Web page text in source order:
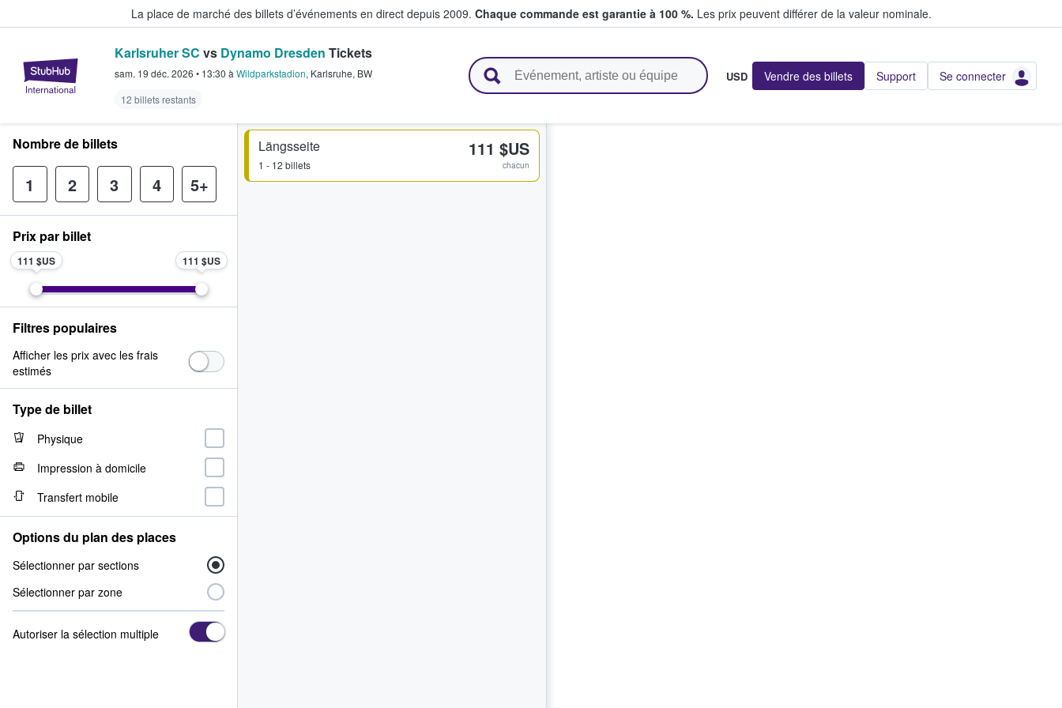
La place de marché des billets d’événements en direct depuis 2009. Chaque commande est garantie à 100 %. Les prix peuvent différer de la valeur nominale.
StubHub - Où les fans achètent et vendent des billets
Karlsruher SC vs Dynamo Dresden Tickets
sam. 19 déc. 2026 • 13:30 à Wildparkstadion, Karlsruhe, BW
12 billets restants
USD Vendre des billets Support Se connecter
Längsseite
1 - 12 billets
111 $US
chacun
Nombre de billets
1 2 3 4 5+
Prix par billet
111 $US 111 $US
Filtres populaires
Afficher les prix avec les frais
estimés
Type de billet
Physique
Impression à domicile
Transfert mobile
Options du plan des places
Sélectionner par sections
Sélectionner par zone
Autoriser la sélection multiple